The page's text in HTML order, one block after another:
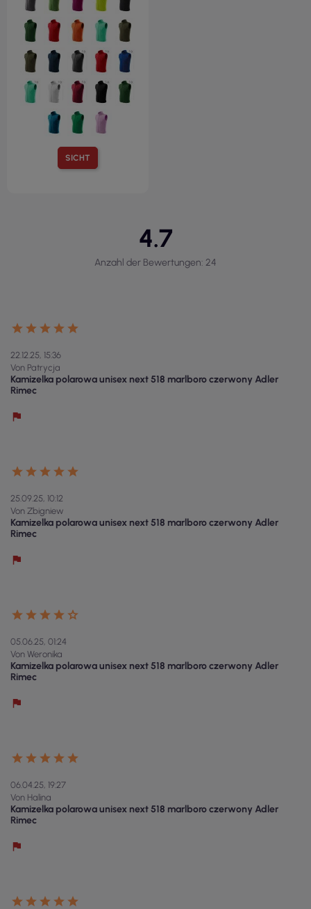
SICHT
4.7
Anzahl der Bewertungen: 24
22.12.25, 15:36
Von Patrycja
Kamizelka polarowa unisex next 518 marlboro czerwony Adler
Rimec
25.09.25, 10:12
Von Zbigniew
Kamizelka polarowa unisex next 518 marlboro czerwony Adler
Rimec
05.06.25, 01:24
Von Weronika
Kamizelka polarowa unisex next 518 marlboro czerwony Adler
Rimec
06.04.25, 19:27
Von Halina
Kamizelka polarowa unisex next 518 marlboro czerwony Adler
Rimec